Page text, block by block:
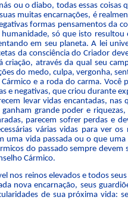
ou o diabo, todas essas coisas
muitas encarnações, é
formas pensamentos da
só que isto
em seu planeta. A lei
da consciência do Criador
através da qual seu
do medo, culpa, vergonha,
e a roda do carma. Você
e negativas, que criou durante
levar vidas encantadas, nas
grande poder e
parecem sofrer perdas e
várias vidas para ver os
uma vida passada ou o que
do passado sempre
Cármico.
nos reinos elevados e todos
nova encarnação, seus
de sua próxima vida: